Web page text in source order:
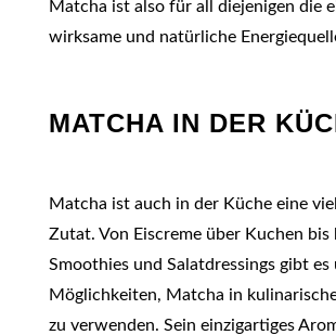
Matcha ist also für all diejenigen die
wirksame und natürliche
MATCHA IN DER
Matcha ist auch in der Küche eine
Zutat. Von Eiscreme über Kuchen bis
Smoothies und Salatdressings gibt es
Möglichkeiten, Matcha in
zu verwenden. Sein einzigartiges